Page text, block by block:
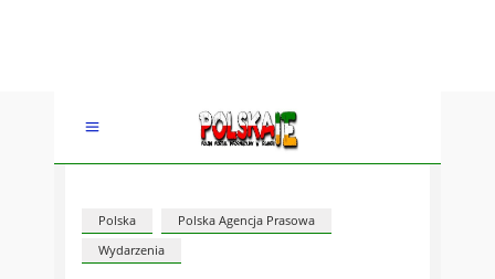
Polska
Polska Agencja Prasowa
Wydarzenia